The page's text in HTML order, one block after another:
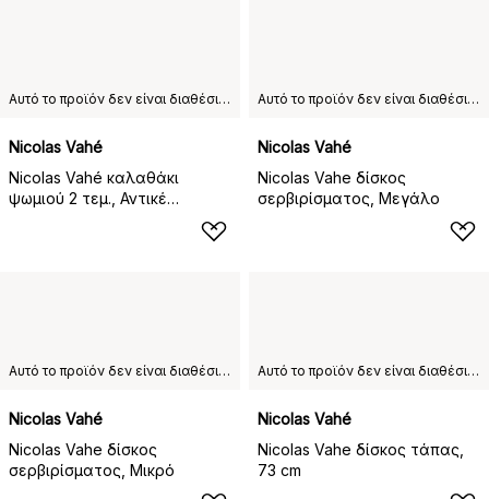
Αυτό το προϊόν δεν είναι διαθέσιμο στη χώρα παράδοσης που έχετε επιλέξει.
Nicolas Vahé
Nicolas Vahé καλαθάκι
ψωμιού 2 τεμ., Αντικέ
Αυτό το προϊόν δεν είναι διαθέσιμο στη χώρα παράδοσης που έχετε επιλέξει.
Nicolas Vahé
Nicolas Vahe δίσκος
σερβιρίσματος, Μεγάλο
Αυτό το προϊόν δεν είναι διαθέσιμο στη χώρα παράδοσης που έχετε επιλέξει.
Nicolas Vahé
Nicolas Vahe δίσκος
σερβιρίσματος, Μικρό
Αυτό το προϊόν δεν είναι διαθέσιμο στη χώρα παράδοσης που έχετε επιλέξει.
Nicolas Vahé
Nicolas Vahe δίσκος τάπας,
73 cm